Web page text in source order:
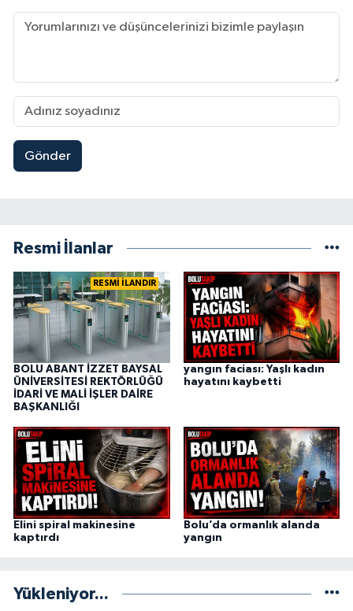
Gönder
Resmi İlanlar
RESMİ İLANDIR
BOLU ABANT İZZET BAYSAL
ÜNİVERSİTESİ REKTÖRLÜĞÜ
İDARİ VE MALİ İŞLER DAİRE
BAŞKANLIĞI
yangın faciası: Yaşlı kadın
hayatını kaybetti
Elini spiral makinesine
kaptırdı
Bolu’da ormanlık alanda
yangın
Yükleniyor...